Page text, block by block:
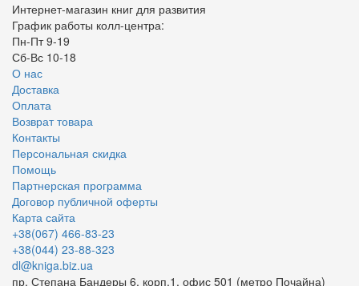
Интернет-магазин книг для развития
График работы колл-центра:
Пн-Пт 9-19
Сб-Вс 10-18
О нас
Доставка
Оплата
Возврат товара
Контакты
Персональная скидка
Помощь
Партнерская программа
Договор публичной оферты
Карта сайта
+38(067) 466-83-23
+38(044) 23-88-323
dl@kniga.biz.ua
пр. Степана Бандеры 6, корп.1, офис 501 (метро Почайна)